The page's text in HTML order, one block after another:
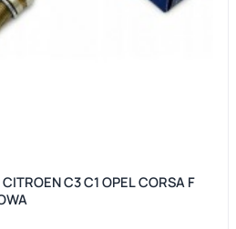
C3 C1 OPEL CORSA F